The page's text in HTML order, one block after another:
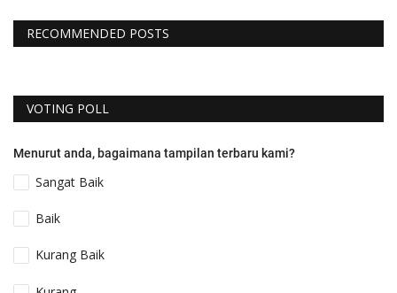
RECOMMENDED POSTS
VOTING POLL
Menurut anda, bagaimana tampilan terbaru kami?
Sangat Baik
Baik
Kurang Baik